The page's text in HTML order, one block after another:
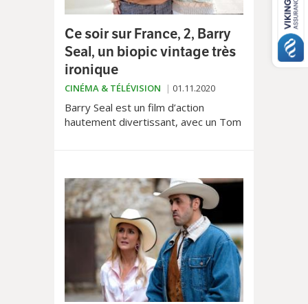
Ce soir sur France, 2, Barry
Seal, un biopic vintage très
ironique
CINÉMA & TÉLÉVISION 01.11.2020
Barry Seal est un film d’action
hautement divertissant, avec un Tom
Kingsmen, sur C8 le lendemain, a la
palme de la lourdeur.